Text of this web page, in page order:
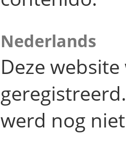
Nederlands
Deze
werd nog